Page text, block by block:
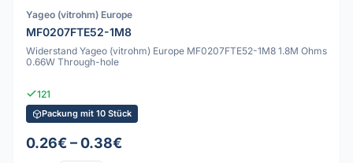
Yageo (vitrohm) Europe
MF0207FTE52-1M8
Widerstand Yageo (vitrohm) Europe MF0207FTE52-1M8 1.8M Ohms
0.66W Through-hole
121
Packung mit 10 Stück
0.26€ – 0.38€